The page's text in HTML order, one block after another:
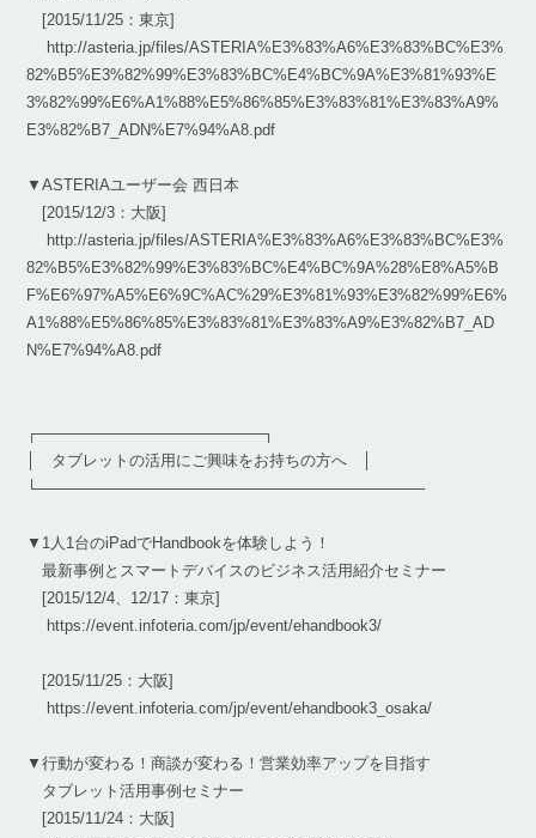
[2015/11/25：東京]
http://asteria.jp/files/ASTERIA%E3%83%A6%E3%83%BC%E3%
82%B5%E3%82%99%E3%83%BC%E4%BC%9A%E3%81%93%E
3%82%99%E6%A1%88%E5%86%85%E3%83%81%E3%83%A9%
E3%82%B7_ADN%E7%94%A8.pdf
▼ASTERIAユーザー会 西日本
[2015/12/3：大阪]
http://asteria.jp/files/ASTERIA%E3%83%A6%E3%83%BC%E3%
82%B5%E3%82%99%E3%83%BC%E4%BC%9A%28%E8%A5%B
F%E6%97%A5%E6%9C%AC%29%E3%81%93%E3%82%99%E6%
A1%88%E5%86%85%E3%83%81%E3%83%A9%E3%82%B7_AD
N%E7%94%A8.pdf
┌─────────────────────┐
│ タブレットの活用にご興味をお持ちの方へ │
└────────────────────────────────────
▼1人1台のiPadでHandbookを体験しよう！
最新事例とスマートデバイスのビジネス活用紹介セミナー
[2015/12/4、12/17：東京]
https://event.infoteria.com/jp/event/ehandbook3/
[2015/11/25：大阪]
https://event.infoteria.com/jp/event/ehandbook3_osaka/
▼行動が変わる！商談が変わる！営業効率アップを目指す
タブレット活用事例セミナー
[2015/11/24：大阪]